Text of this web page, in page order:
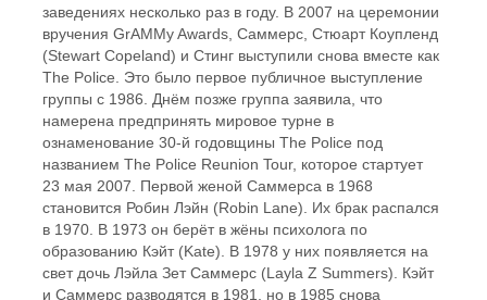
заведениях несколько раз в году. В 2007 на церемонии
вручения GrAMMy Awards, Саммерс, Стюарт Коупленд
(Stewart Copeland) и Стинг выступили снова вместе как
The Police. Это было первое публичное выступление
группы с 1986. Днём позже группа заявила, что
намерена предпринять мировое турне в
ознаменование 30-й годовщины The Police под
названием The Police Reunion Tour, которое стартует
23 мая 2007. Первой женой Саммерса в 1968
становится Робин Лэйн (Robin Lane). Их брак распался
в 1970. В 1973 он берёт в жёны психолога по
образованию Кэйт (Kate). В 1978 у них появляется на
свет дочь Лэйла Зет Саммерс (Layla Z Summers). Кэйт
и Саммерс разводятся в 1981, но в 1985 снова